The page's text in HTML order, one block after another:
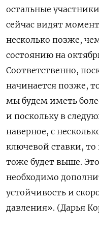
остальные
сейчас видят
несколько позже,
состоянию на
Соответственно,
начинается позже,
мы будем иметь
и поскольку в
наверное, с
ключевой ставки, то
тоже будет выше.
необходимо
устойчивость и
давления». (Дарья